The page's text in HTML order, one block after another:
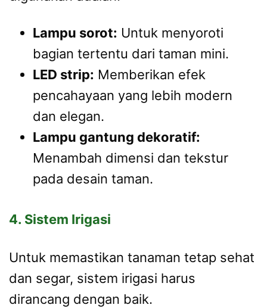
Lampu sorot: Untuk menyoroti
bagian tertentu dari taman mini.
LED strip: Memberikan efek
pencahayaan yang lebih modern
dan elegan.
Lampu gantung dekoratif:
Menambah dimensi dan tekstur
pada desain taman.
4. Sistem Irigasi
Untuk memastikan tanaman tetap sehat
dan segar, sistem irigasi harus
dirancang dengan baik.